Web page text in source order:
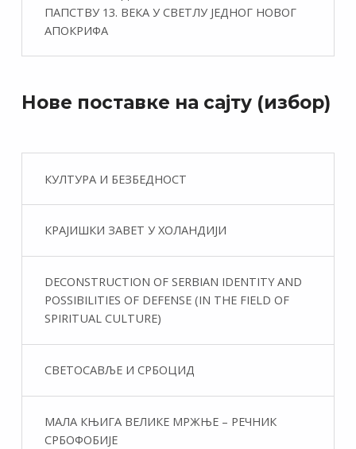
ПАПСТВУ 13. ВЕКА У СВЕТЛУ ЈЕДНОГ НОВОГ
АПОКРИФА
Нове поставке на сајту (избор)
КУЛТУРА И БЕЗБЕДНОСТ
КРАЈИШКИ ЗАВЕТ У ХОЛАНДИЈИ
DECONSTRUCTION OF SERBIAN IDENTITY AND
POSSIBILITIES OF DEFENSE (IN THE FIELD OF
SPIRITUAL CULTURE)
СВЕТОСАВЉЕ И СРБОЦИД
МАЛА КЊИГА ВЕЛИКЕ МРЖЊЕ – РЕЧНИК
СРБОФОБИЈЕ